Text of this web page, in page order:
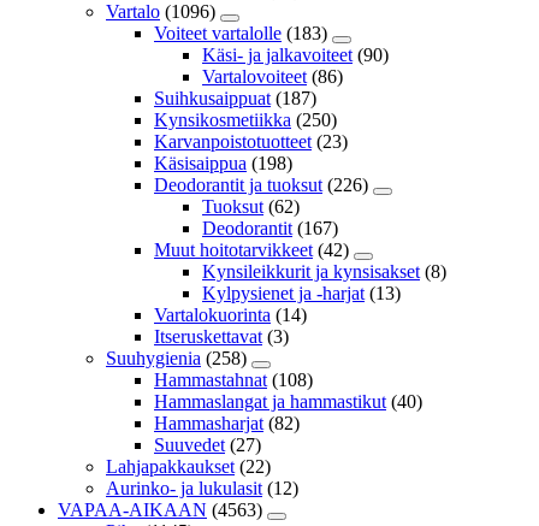
Vartalo (1096)
Voiteet vartalolle (183)
Käsi- ja jalkavoiteet (90)
Vartalovoiteet (86)
Suihkusaippuat (187)
Kynsikosmetiikka (250)
Karvanpoistotuotteet (23)
Käsisaippua (198)
Deodorantit ja tuoksut (226)
Tuoksut (62)
Deodorantit (167)
Muut hoitotarvikkeet (42)
Kynsileikkurit ja kynsisakset (8)
Kylpysienet ja -harjat (13)
Vartalokuorinta (14)
Itseruskettavat (3)
Suuhygienia (258)
Hammastahnat (108)
Hammaslangat ja hammastikut (40)
Hammasharjat (82)
Suuvedet (27)
Lahjapakkaukset (22)
Aurinko- ja lukulasit (12)
VAPAA-AIKAAN (4563)